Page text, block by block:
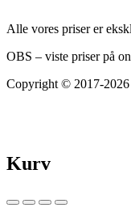
Alle vores priser er
OBS – viste priser på
Copyright © 2017-2026
Kurv